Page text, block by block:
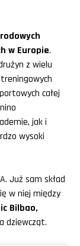
w Europie.
z wielu
całej
jak i
wysoki
Już sam skład
w niej między
Bilbao,
dziewcząt.